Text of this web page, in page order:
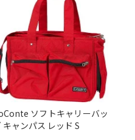
ソフトキャリーバッ
キャンパス レッド S